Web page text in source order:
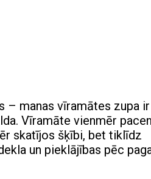
– manas vīramātes zupa
Vīramāte vienmēr
skatījos šķībi, bet tiklīdz
un pieklājības pēc